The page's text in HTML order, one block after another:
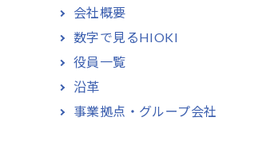
会社概要
数字で見るHIOKI
役員一覧
沿革
事業拠点・グループ会社